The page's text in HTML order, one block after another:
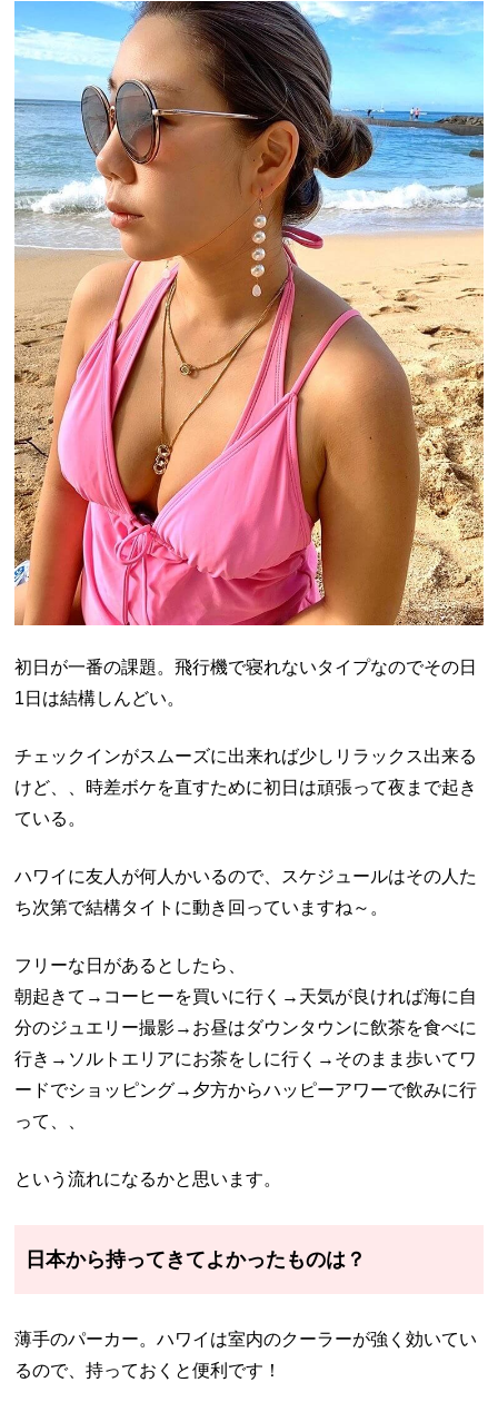
初日が一番の課題。飛行機で寝れないタイプなのでその日
1日は結構しんどい。
チェックインがスムーズに出来れば少しリラックス出来る
けど、、時差ボケを直すために初日は頑張って夜まで起き
ている。
ハワイに友人が何人かいるので、スケジュールはその人た
ち次第で結構タイトに動き回っていますね～。
フリーな日があるとしたら、
朝起きて→コーヒーを買いに行く→天気が良ければ海に自
分のジュエリー撮影→お昼はダウンタウンに飲茶を食べに
行き→ソルトエリアにお茶をしに行く→そのまま歩いてワ
ードでショッピング→夕方からハッピーアワーで飲みに行
って、、
という流れになるかと思います。
日本から持ってきてよかったものは？
薄手のパーカー。ハワイは室内のクーラーが強く効いてい
るので、持っておくと便利です！